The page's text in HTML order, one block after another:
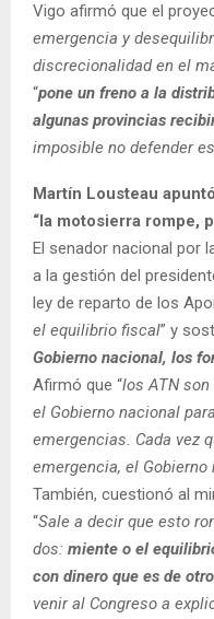
Vigo afirmó que el
emergencia y
discrecionalidad en el
“pone un freno a la
algunas provincias
imposible no defender
Martín Lousteau
“la motosierra rompe,
El senador nacional por
a la gestión del
ley de reparto de los
el equilibrio fiscal” y
Gobierno nacional, los
Afirmó que “los ATN
el Gobierno nacional
emergencias. Cada vez
emergencia, el
También, cuestionó al
“Sale a decir que esto
dos: miente o el
con dinero que es de
venir al Congreso a